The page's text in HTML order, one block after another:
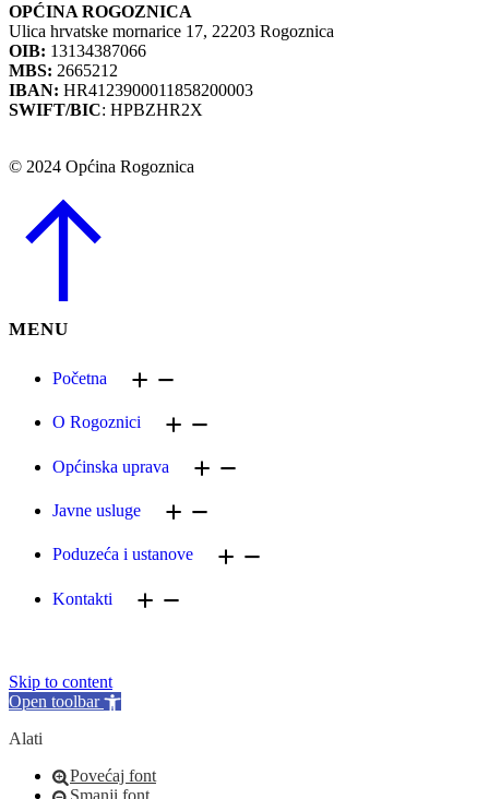
OPĆINA ROGOZNICA
Ulica hrvatske mornarice 17, 22203 Rogoznica
OIB: 13134387066
MBS: 2665212
IBAN: HR4123900011858200003
SWIFT/BIC: HPBZHR2X
© 2024 Općina Rogoznica
MENU
Početna
O Rogoznici
Općinska uprava
Javne usluge
Poduzeća i ustanove
Kontakti
Skip to content
Open toolbar
Alati
Povećaj font